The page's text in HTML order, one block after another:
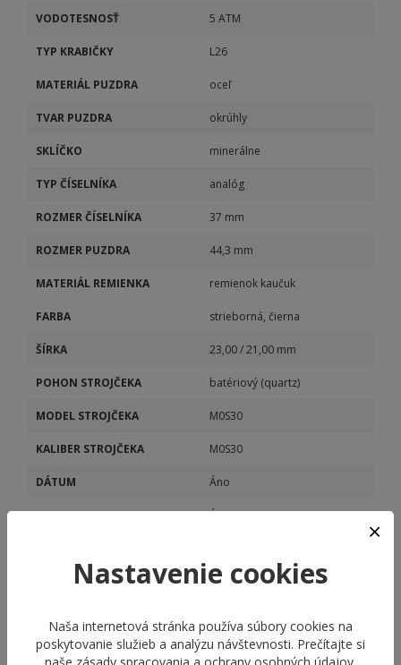
VODOTESNOSŤ 5 ATM
TYP KRABIČKY L26
MATERIÁL PUZDRA oceľ
TVAR PUZDRA okrúhly
SKLÍČKO minerálne
TYP ČÍSELNÍKA analóg
ROZMER ČÍSELNÍKA 37 mm
ROZMER PUZDRA 44,3 mm
MATERIÁL REMIENKA remienok kaučuk
FARBA strieborná, čierna
ŠÍRKA 23,00 / 21,00 mm
POHON STROJČEKA batériový (quartz)
MODEL STROJČEKA M0S30
KALIBER STROJČEKA M0S30
DÁTUM Áno
STOPKY Áno
Nastavenie cookies
Naša internetová stránka používa súbory cookies na
poskytovanie služieb a analýzu návštevnosti. Prečítajte si
naše zásady spracovania a ochrany osobných údajov